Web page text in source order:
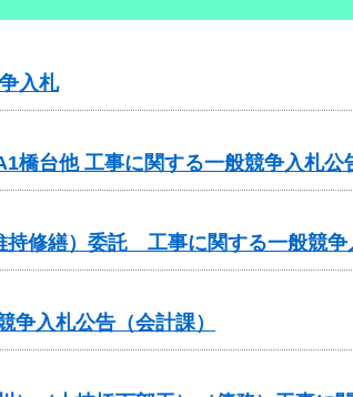
入札
橋台他 工事に関する一般競争入札公
持修繕）委託 工事に関する一般競争
入札公告（会計課）